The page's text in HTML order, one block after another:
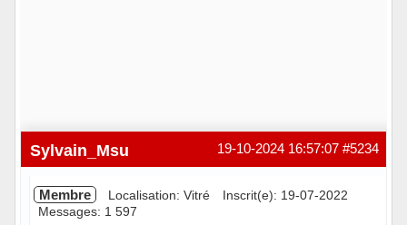
#5234
19-10-2024 16:57:07
Sylvain_Msu
Membre Localisation: Vitré
Inscrit(e): 19-07-2022
Messages: 1 597